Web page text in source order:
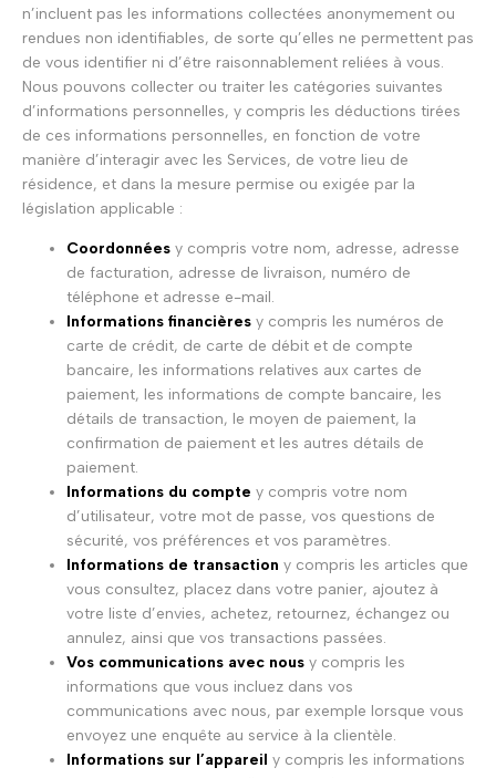
n’incluent pas les informations collectées anonymement ou
rendues non identifiables, de sorte qu’elles ne permettent pas
de vous identifier ni d’être raisonnablement reliées à vous.
Nous pouvons collecter ou traiter les catégories suivantes
d’informations personnelles, y compris les déductions tirées
de ces informations personnelles, en fonction de votre
manière d’interagir avec les Services, de votre lieu de
résidence, et dans la mesure permise ou exigée par la
législation applicable :
Coordonnées y compris votre nom, adresse, adresse
de facturation, adresse de livraison, numéro de
téléphone et adresse e-mail.
Informations financières y compris les numéros de
carte de crédit, de carte de débit et de compte
bancaire, les informations relatives aux cartes de
paiement, les informations de compte bancaire, les
détails de transaction, le moyen de paiement, la
confirmation de paiement et les autres détails de
paiement.
Informations du compte y compris votre nom
d’utilisateur, votre mot de passe, vos questions de
sécurité, vos préférences et vos paramètres.
Informations de transaction y compris les articles que
vous consultez, placez dans votre panier, ajoutez à
votre liste d’envies, achetez, retournez, échangez ou
annulez, ainsi que vos transactions passées.
Vos communications avec nous y compris les
informations que vous incluez dans vos
communications avec nous, par exemple lorsque vous
envoyez une enquête au service à la clientèle.
Informations sur l’appareil y compris les informations